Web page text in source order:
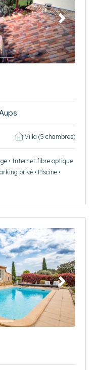
Suivant
Villa (5 chambres)
• Internet fibre optique
privé • Piscine •
Suivant